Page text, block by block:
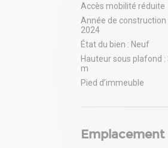
Accès mobilité réduite
Année de construction
2024
État du bien : Neuf
Hauteur sous plafond :
m
Pied d’immeuble
Emplacement